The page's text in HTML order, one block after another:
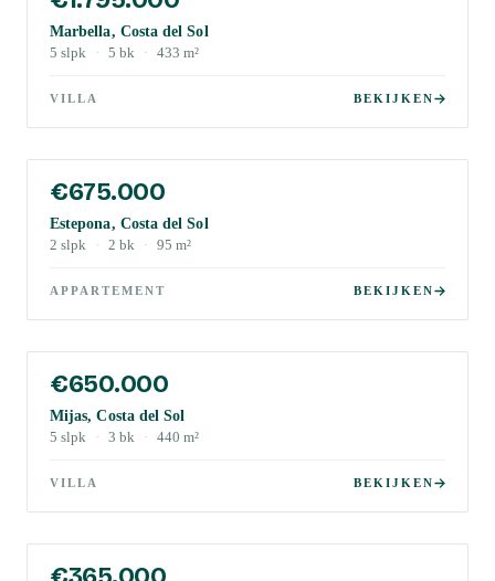
Marbella, Costa del Sol
5 slpk · 5 bk · 433 m²
VILLA BEKIJKEN
€675.000
Estepona, Costa del Sol
2 slpk · 2 bk · 95 m²
APPARTEMENT BEKIJKEN
€650.000
Mijas, Costa del Sol
5 slpk · 3 bk · 440 m²
VILLA BEKIJKEN